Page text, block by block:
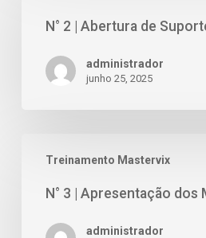
N° 2 | Abertura de
administrador
junho 25, 2025
Treinamento Mastervix
N° 3 | Apresentação dos
administrador